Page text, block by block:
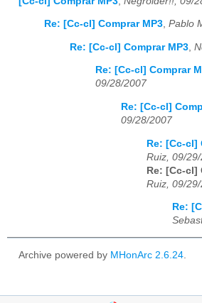
Re: [Cc-cl] Comprar MP3, Pablo
Re: [Cc-cl] Comprar MP3
Re: [Cc-cl] Comprar
09/28/2007
Re: [Cc-cl]
09/28/2007
Re: [Cc-cl]
Ruiz, 09/
Re: [Cc-cl]
Ruiz, 09/
Re:
Archive powered by MHonArc 2.6.24.